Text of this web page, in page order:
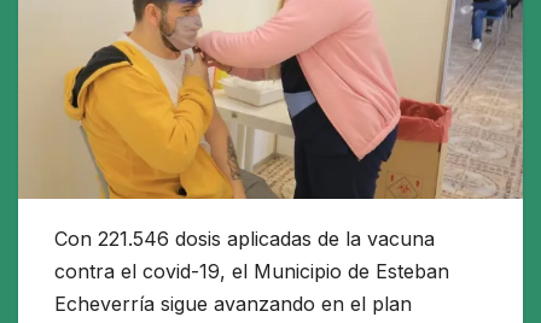
Con 221.546 dosis aplicadas de la vacuna
contra el covid-19, el Municipio de Esteban
Echeverría sigue avanzando en el plan